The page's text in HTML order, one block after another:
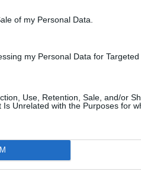
of my Personal Data.
my Personal Data for Targeted
Use, Retention, Sale, and/or
Unrelated with the Purposes for
poważnie chory. Żądali 800
swój dom, ale nie przekazała
zadzwoniła do niej para –
poznać – powiedziała